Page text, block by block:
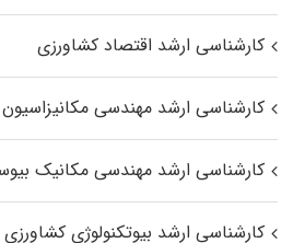
کارشناسی ارشد اقتصاد کشاورزی
کارشناسی ارشد مهندسی
کارشناسی ارشد مهندسی مکانیک
کارشناسی ارشد بیوتکنولوژی کشاورزی